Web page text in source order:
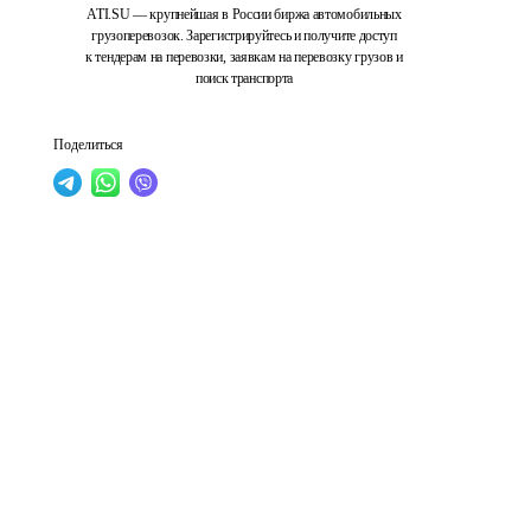
ATI.SU — крупнейшая в России биржа автомобильных
грузоперевозок. Зарегистрируйтесь и получите доступ
к тендерам на перевозки, заявкам на перевозку грузов и
поиск транспорта
Поделиться